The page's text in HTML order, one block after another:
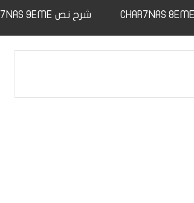
شرح نص CHAR7NAS 9EME